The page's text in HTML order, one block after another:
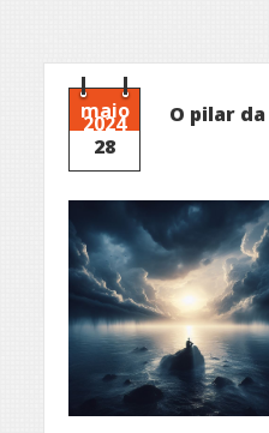
maio
2024
28
O pilar